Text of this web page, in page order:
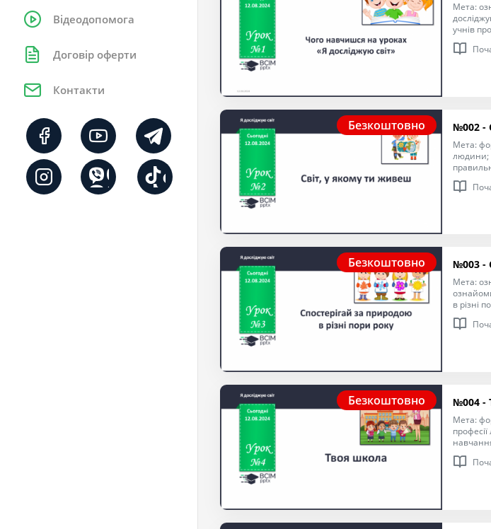
Відеодопомога
Договір оферти
Контакти
Мета:
учнів
вміння
Безкоштовно №002 -
Мета:
людини;
Безкоштовно №003 -
Мета:
в різні
Безкоштовно №004 -
Мета: